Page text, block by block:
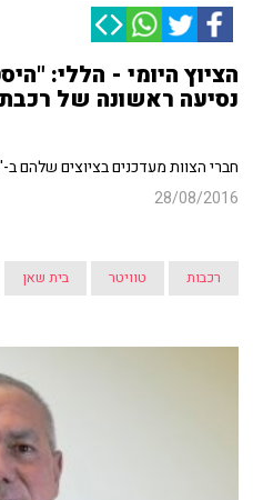
הציוץ היומי - הללי:
נסיעה ראשונה של
חברי הצוות מעדכנים בציוצים שלהם
28/08/2016
רכבות טוויטר בית שאן